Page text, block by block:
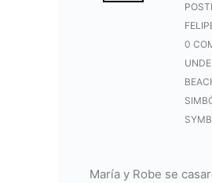
0
María y Robe se